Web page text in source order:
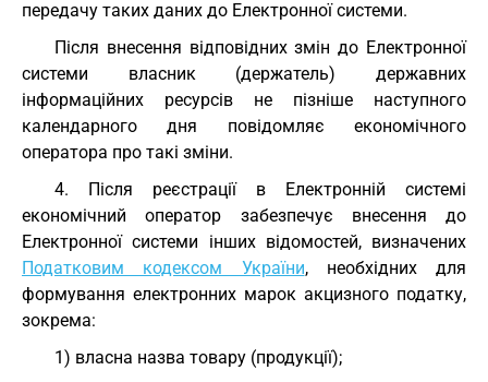
передачу таких даних до Електронної системи.
Після внесення відповідних змін до Електронної
системи власник (держатель) державних
інформаційних ресурсів не пізніше наступного
календарного дня повідомляє економічного
оператора про такі зміни.
4. Після реєстрації в Електронній системі
економічний оператор забезпечує внесення до
Електронної системи інших відомостей, визначених
Податковим кодексом України, необхідних для
формування електронних марок акцизного податку,
зокрема:
1) власна назва товару (продукції);